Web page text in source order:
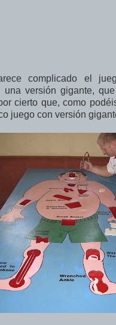
complicado el
una versión gigante,
cierto que, como
juego con versión